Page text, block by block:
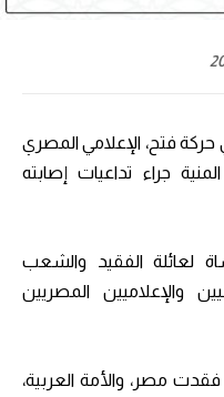
حركة فتح، الإعلامي المصري
جراء تداعيات إصابته
لعائلة الفقيد والشعب
والإعلاميين المصريين
مصر، والأمة العربية،